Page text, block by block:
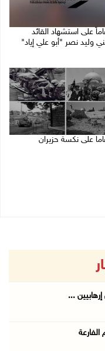
عاماً على استشهاد القائد
وليد نصر "أبو علي إياد"